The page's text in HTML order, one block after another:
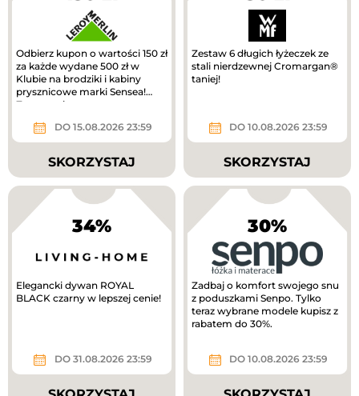
Odbierz kupon o wartości 150 zł
za każde wydane 500 zł w
Klubie na brodziki i kabiny
prysznicowe marki Sensea!
Zwrot na kupon.
DO 15.08.2026 23:59
SKORZYSTAJ
Zestaw 6 długich łyżeczek ze
stali nierdzewnej Cromargan®
taniej!
DO 10.08.2026 23:59
SKORZYSTAJ
34%
Elegancki dywan ROYAL
BLACK czarny w lepszej cenie!
DO 31.08.2026 23:59
30%
Zadbaj o komfort swojego snu
z poduszkami Senpo. Tylko
teraz wybrane modele kupisz z
rabatem do 30%.
DO 10.08.2026 23:59